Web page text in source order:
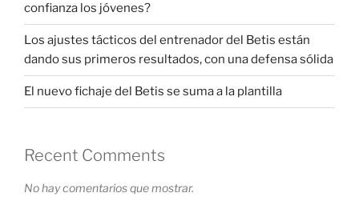
confianza los jóvenes?
Los ajustes tácticos del entrenador del Betis están
dando sus primeros resultados, con una defensa sólida
El nuevo fichaje del Betis se suma a la plantilla
Recent Comments
No hay comentarios que mostrar.